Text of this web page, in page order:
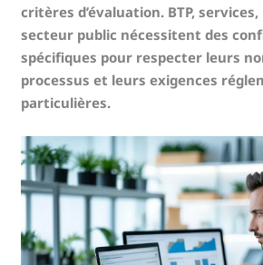
critères d’évaluation. BTP,
secteur public nécessitent des
spécifiques pour respecter leurs
processus et leurs exigences
particulières.